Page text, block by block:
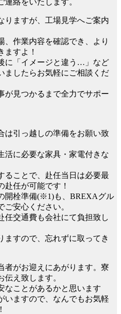
絡をいたします。
りますが、工場見学へご案内
、作業内容を確認でき、より
ますよ！
に「イメージと違う…」など
ましたらお気軽にご相談くだ
が見つかるまで全力でサポー
は引っ越しの準備をお願い致
活に必要な家具・家電付きな
ることで、赴任当日は必要最
赴任が可能です！
開栓準備(※1)も、BREXAグル
ご安心ください。
任交通費も会社にて負担致し
ますので、忘れずに取ってき
者がお迎えにあがります。寮
伝え致します。
なことがあるかと思います
いますので、なんでもお気軽